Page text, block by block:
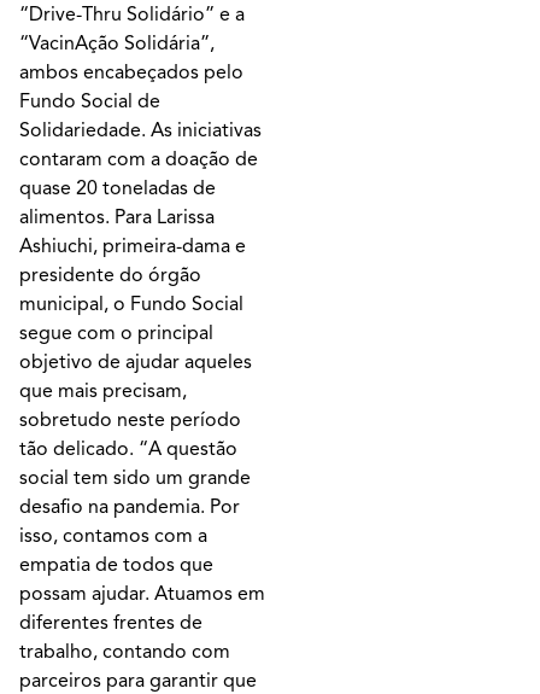
“Drive-Thru Solidário” e a
“VacinAção Solidária”,
ambos encabeçados pelo
Fundo Social de
Solidariedade. As iniciativas
contaram com a doação de
quase 20 toneladas de
alimentos. Para Larissa
Ashiuchi, primeira-dama e
presidente do órgão
municipal, o Fundo Social
segue com o principal
objetivo de ajudar aqueles
que mais precisam,
sobretudo neste período
tão delicado. “A questão
social tem sido um grande
desafio na pandemia. Por
isso, contamos com a
empatia de todos que
possam ajudar. Atuamos em
diferentes frentes de
trabalho, contando com
parceiros para garantir que